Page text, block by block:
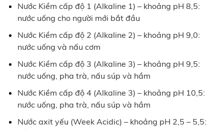
Nước Kiềm cấp độ 1 (Alkaline 1) – khoảng pH 8,5:
nước uống cho người mới bắt đầu
Nước Kiềm cấp độ 2 (Alkaline 2) – khoảng pH 9,0:
nước uống và nấu cơm
Nước Kiềm cấp độ 3 (Alkaline 3) – khoảng pH 9,5:
nước uống, pha trà, nấu súp và hầm
Nước Kiềm cấp độ 4 (Alkaline 3) – khoảng pH 10,5:
nước uống, pha trà, nấu súp và hầm
Nước axit yếu (Week Acidic) – khoảng pH 2,5 – 5,5: